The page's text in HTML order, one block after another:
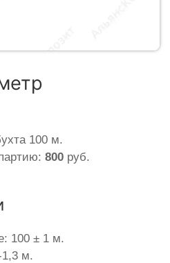
100 м.
800 руб.
100 ± 1 м.
м.